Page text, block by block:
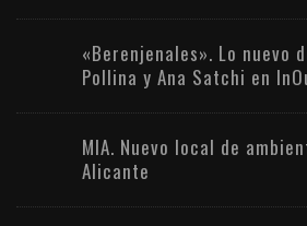
«Berenjenales». Lo nuevo
Pollina y Ana Satchi en
MIA. Nuevo local de
Alicante